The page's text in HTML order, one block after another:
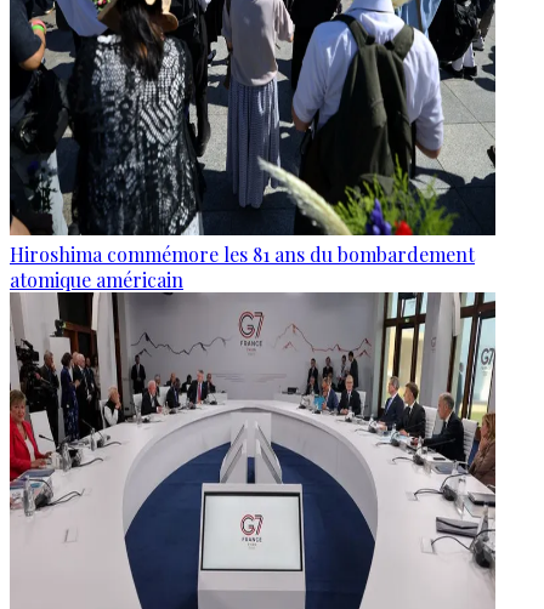
Hiroshima commémore les 81 ans du bombardement
atomique américain